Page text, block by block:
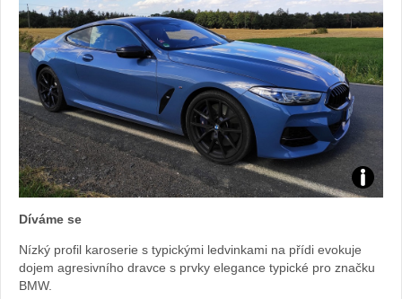
Foto:
Kvášová
Díváme se
Nízký profil karoserie s typickými ledvinkami na přídi evokuje
dojem agresivního dravce s prvky elegance typické pro značku
BMW.